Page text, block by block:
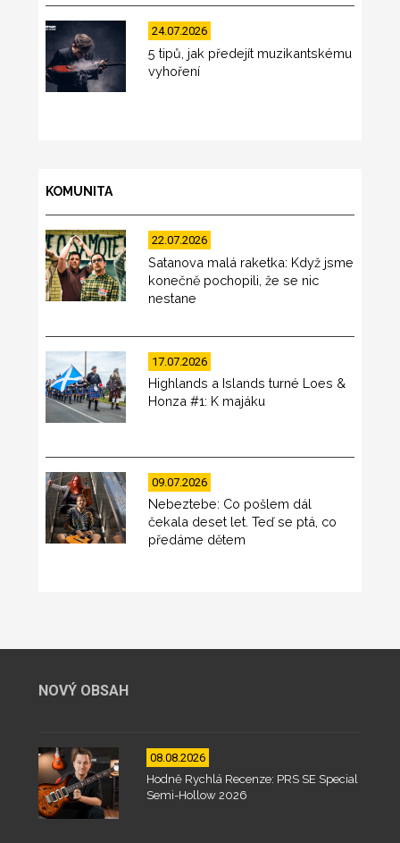
24.07.2026
5 tipů, jak předejít muzikantskému
vyhoření
KOMUNITA
22.07.2026
Satanova malá raketka: Když jsme
konečně pochopili, že se nic
nestane
17.07.2026
Highlands a Islands turné Loes &
Honza #1: K majáku
09.07.2026
Nebeztebe: Co pošlem dál
čekala deset let. Teď se ptá, co
předáme dětem
NOVÝ OBSAH
08.08.2026
Hodně Rychlá Recenze: PRS SE Special
Semi-Hollow 2026